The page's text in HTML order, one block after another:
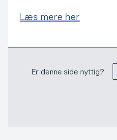
Læs mere her
Er denne side nyttig?